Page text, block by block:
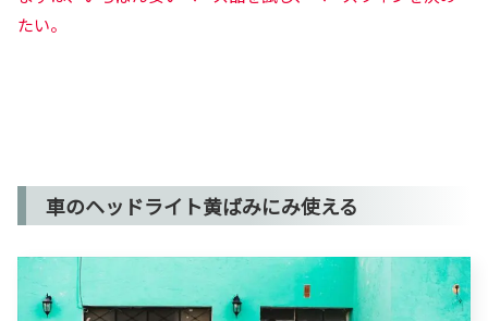
たい。
車のヘッドライト黄ばみにみ使える